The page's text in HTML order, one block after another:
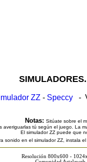
ZZ - Speccy -
Notas: Sitúate sobre el
averiguarlas tú según el juego. La
El simulador ZZ puede que
sonido en el simulador ZZ, instala
Resolución 800x600 -